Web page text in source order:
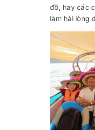
đồ, hay các
làm hài lòng